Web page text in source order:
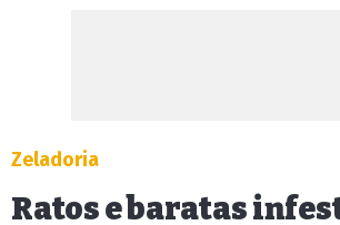
Zeladoria
Ratos e baratas